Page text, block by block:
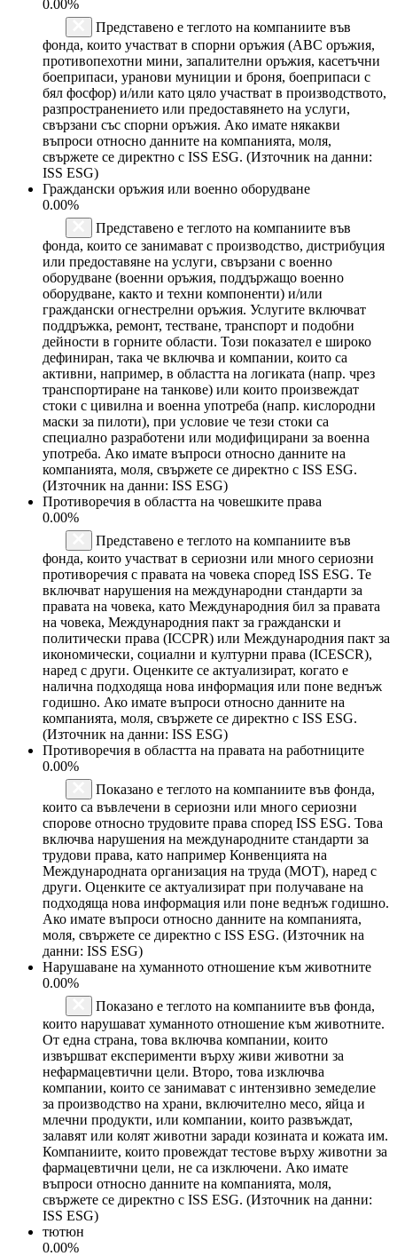
0.00%
Представено е теглото на компаниите във
фонда, които участват в спорни оръжия (ABC оръжия,
противопехотни мини, запалителни оръжия, касетъчни
боеприпаси, уранови муниции и броня, боеприпаси с
бял фосфор) и/или като цяло участват в производството,
разпространението или предоставянето на услуги,
свързани със спорни оръжия. Ако имате някакви
въпроси относно данните на компанията, моля,
свържете се директно с ISS ESG. (Източник на данни:
ISS ESG)
Граждански оръжия или военно оборудване
0.00%
Представено е теглото на компаниите във
фонда, които се занимават с производство, дистрибуция
или предоставяне на услуги, свързани с военно
оборудване (военни оръжия, поддържащо военно
оборудване, както и техни компоненти) и/или
граждански огнестрелни оръжия. Услугите включват
поддръжка, ремонт, тестване, транспорт и подобни
дейности в горните области. Този показател е широко
дефиниран, така че включва и компании, които са
активни, например, в областта на логиката (напр. чрез
транспортиране на танкове) или които произвеждат
стоки с цивилна и военна употреба (напр. кислородни
маски за пилоти), при условие че тези стоки са
специално разработени или модифицирани за военна
употреба. Ако имате въпроси относно данните на
компанията, моля, свържете се директно с ISS ESG.
(Източник на данни: ISS ESG)
Противоречия в областта на човешките права
0.00%
Представено е теглото на компаниите във
фонда, които участват в сериозни или много сериозни
противоречия с правата на човека според ISS ESG. Те
включват нарушения на международни стандарти за
правата на човека, като Международния бил за правата
на човека, Международния пакт за граждански и
политически права (ICCPR) или Международния пакт за
икономически, социални и културни права (ICESCR),
наред с други. Оценките се актуализират, когато е
налична подходяща нова информация или поне веднъж
годишно. Ако имате въпроси относно данните на
компанията, моля, свържете се директно с ISS ESG.
(Източник на данни: ISS ESG)
Противоречия в областта на правата на работниците
0.00%
Показано е теглото на компаниите във фонда,
които са въвлечени в сериозни или много сериозни
спорове относно трудовите права според ISS ESG. Това
включва нарушения на международните стандарти за
трудови права, като например Конвенцията на
Международната организация на труда (МОТ), наред с
други. Оценките се актуализират при получаване на
подходяща нова информация или поне веднъж годишно.
Ако имате въпроси относно данните на компанията,
моля, свържете се директно с ISS ESG. (Източник на
данни: ISS ESG)
Нарушаване на хуманното отношение към животните
0.00%
Показано е теглото на компаниите във фонда,
които нарушават хуманното отношение към животните.
От една страна, това включва компании, които
извършват експерименти върху живи животни за
нефармацевтични цели. Второ, това изключва
компании, които се занимават с интензивно земеделие
за производство на храни, включително месо, яйца и
млечни продукти, или компании, които развъждат,
залавят или колят животни заради козината и кожата им.
Компаниите, които провеждат тестове върху животни за
фармацевтични цели, не са изключени. Ако имате
въпроси относно данните на компанията, моля,
свържете се директно с ISS ESG. (Източник на данни:
ISS ESG)
тютюн
0.00%